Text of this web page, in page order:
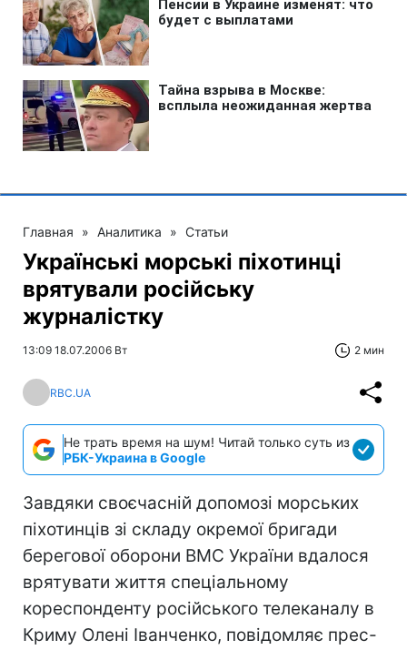
Главная » Аналитика » Статьи
Українські морські піхотинці
врятували російську
журналістку
13:09 18.07.2006 Вт 2 мин
RBC.UA
Не трать время на шум! Читай только суть из
РБК-Украина в Google
Завдяки своєчасній допомозі морських
піхотинців зі складу окремої бригади
берегової оборони ВМС України вдалося
врятувати життя спеціальному
кореспонденту російського телеканалу в
Криму Олені Іванченко, повідомляє прес-